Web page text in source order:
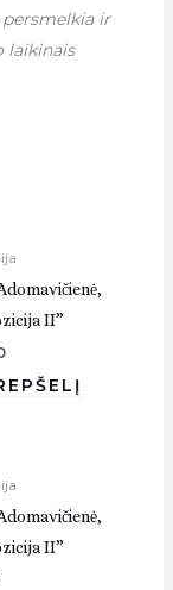
ir
laikinais
II”
II”